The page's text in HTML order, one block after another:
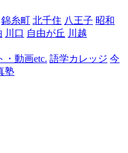
浜
錦糸町 北千住 八王子 昭和
川口 自由が丘 川越
・動画etc. 語学カレッジ 今
塾